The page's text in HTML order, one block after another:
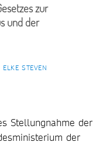
zur
und der
ELKE STEVEN
Stellungnahme der
der